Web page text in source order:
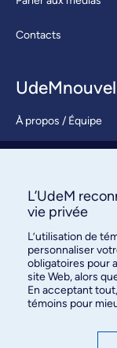
Contacts
À propos / Équipe
S’abonner
des relations
L’UdeM
vie privée
L’utilisation de
personnaliser
obligatoires pour
site Web, alors
En acceptant
témoins pour